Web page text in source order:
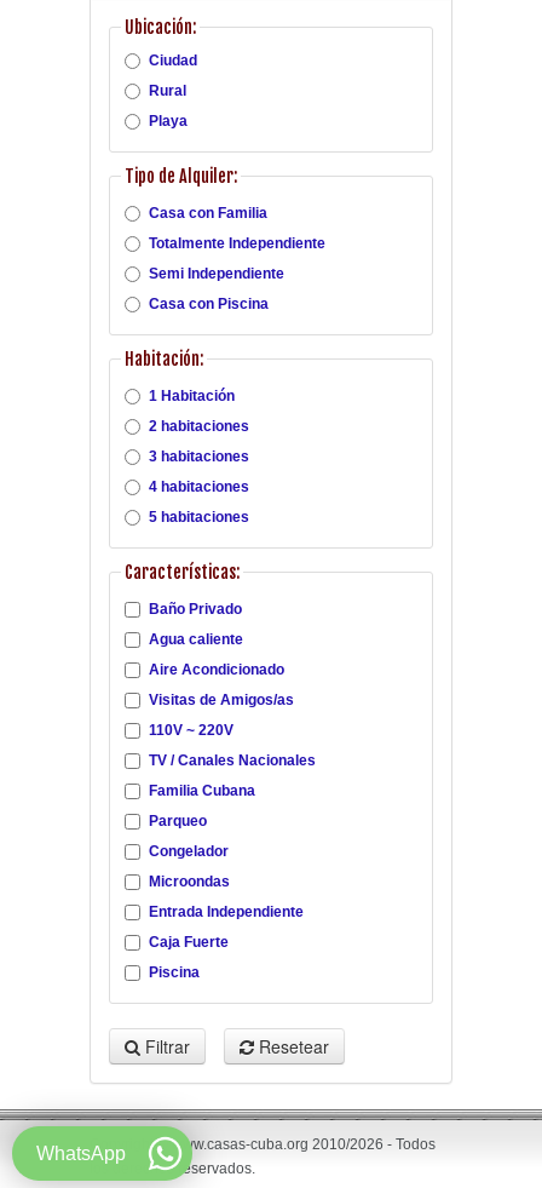
Ubicación:
Ciudad
Rural
Playa
Tipo de Alquiler:
Casa con Familia
Totalmente Independiente
Semi Independiente
Casa con Piscina
Habitación:
1 Habitación
2 habitaciones
3 habitaciones
4 habitaciones
5 habitaciones
Características:
Baño Privado
Agua caliente
Aire Acondicionado
Visitas de Amigos/as
110V ~ 220V
TV / Canales Nacionales
Familia Cubana
Parqueo
Congelador
Microondas
Entrada Independiente
Caja Fuerte
Piscina
Filtrar Resetear
Copyright © www.casas-cuba.org 2010/2026 - Todos
los derechos reservados.
WhatsApp